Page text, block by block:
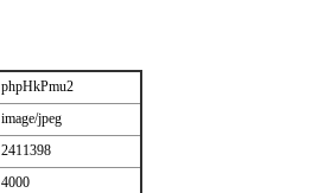
phpHkPmu2
image/jpeg
2411398
4000